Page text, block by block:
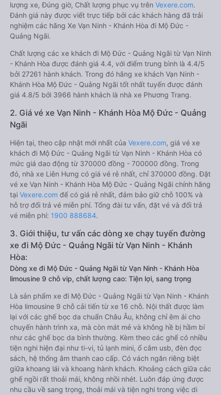
lượng xe, Đúng giờ, Chất lượng phục vụ trên Vexere.com.
Đánh giá này được viết trực tiếp bởi các khách hàng đã trải
nghiệm các hãng Xe Vạn Ninh - Khánh Hòa đi Mộ Đức -
Quảng Ngãi.
Chất lượng các xe khách đi Mộ Đức - Quảng Ngãi từ Vạn Ninh
- Khánh Hòa được đánh giá 4.4, với điểm trung bình là 4.4/5
bởi 27261 hành khách. Trong đó hãng xe khách Vạn Ninh -
Khánh Hòa Mộ Đức - Quảng Ngãi tốt nhất tuyến được đánh
giá 4.8/5 bởi 3966 hành khách là nhà xe Phương Trang.
2. Giá vé xe Vạn Ninh - Khánh Hòa Mộ Đức - Quảng
Ngãi
Hiện tại, theo cập nhật mới nhất của Vexere.com, giá vé xe
khách đi Mộ Đức - Quảng Ngãi từ Vạn Ninh - Khánh Hòa có
mức giá dao động từ 370000 đồng - 700000 đồng. Trong
đó, nhà xe Liên Hưng có giá vé rẻ nhất, chỉ 370000 đồng. Đặt
vé xe Vạn Ninh - Khánh Hòa Mộ Đức - Quảng Ngãi chính hãng
tại Vexere.com để có giá rẻ nhất, đảm bảo giữ chỗ 100% và
hỗ trợ đổi trả vé miễn phí. Tổng đài tư vấn, đặt vé và đổi trả
vé miễn phí: 1900 888684.
3. Giới thiệu, tư vấn các dòng xe chạy tuyến đường
xe đi Mộ Đức - Quảng Ngãi từ Vạn Ninh - Khánh
Hòa:
Dòng xe đi Mộ Đức - Quảng Ngãi từ Vạn Ninh - Khánh Hòa
limousine 9 chỗ vip, chất lượng cao: Tiện lợi, sang trọng
Là sản phẩm xe đi Mộ Đức - Quảng Ngãi từ Vạn Ninh - Khánh
Hòa limousine 9 chỗ cải tiến từ xe 16 chỗ. Nội thất được làm
lại với các ghế bọc da chuẩn Châu Âu, không chỉ êm ái cho
chuyến hành trình xa, mà còn mát mẻ và không hề bị hầm bí
như các ghế bọc da bình thường. Kèm theo các ghế có nhiều
tiện nghi hiện đại như ti-vi, tủ lạnh mini, ổ cắm usb, đèn đọc
sách, hệ thống âm thanh cao cấp. Có vách ngăn riêng biệt
giữa khoang lái và khoang hành khách. Khoảng cách giữa các
ghế ngồi rất thoải mái, không nhồi nhét. Luôn đáp ứng được
nhu cầu về sang trọng, thoải mái và tiện nghi trong việc di